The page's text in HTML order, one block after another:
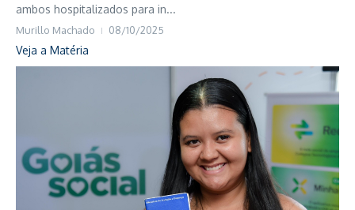
ambos hospitalizados para in...
Murillo Machado 08/10/2025
Veja a Matéria